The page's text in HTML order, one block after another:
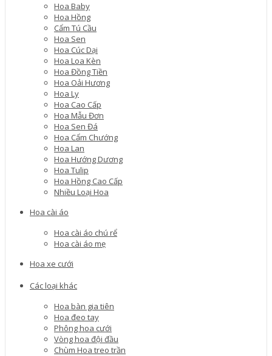
Hoa Baby
Hoa Hồng
Cẩm Tú Cầu
Hoa Sen
Hoa Cúc Dại
Hoa Loa Kèn
Hoa Đồng Tiền
Hoa Oải Hương
Hoa Ly
Hoa Cao Cấp
Hoa Mẫu Đơn
Hoa Sen Đá
Hoa Cẩm Chướng
Hoa Lan
Hoa Hướng Dương
Hoa Tulip
Hoa Hồng Cao Cấp
Nhiều Loại Hoa
Hoa cài áo
Hoa cài áo chú rể
Hoa cài áo mẹ
Hoa xe cưới
Các loại khác
Hoa bàn gia tiên
Hoa đeo tay
Phông hoa cưới
Vòng hoa đội đầu
Chùm Hoa treo trần